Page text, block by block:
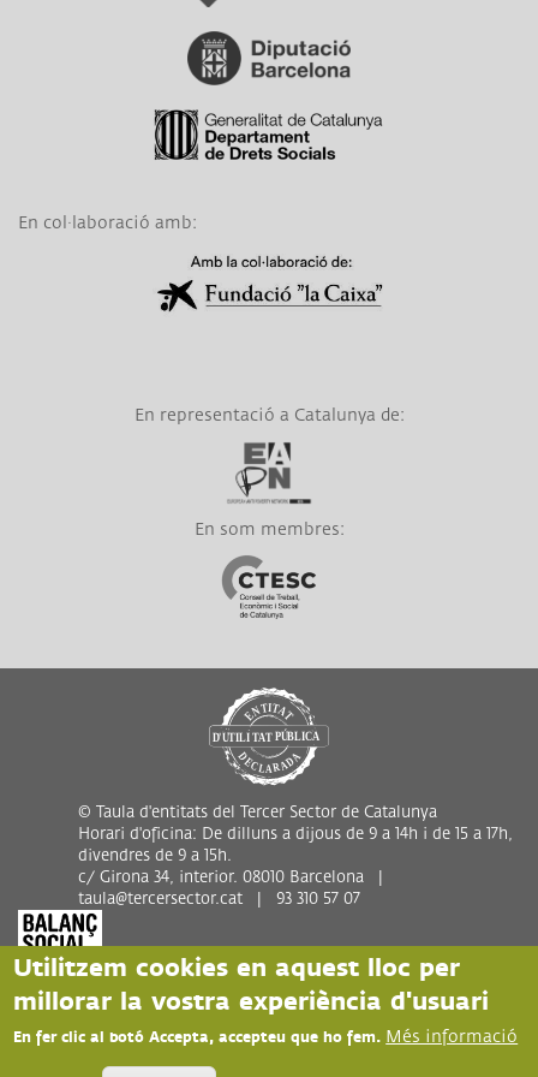
Link a Diputació de Barcelona
Link a Generalitat de Catalunya
En col·laboració amb:
En representació a Catalunya de:
Link a EAPN
En som membres:
Link a CTESC
© Taula d'entitats del Tercer Sector de Catalunya
Horari d'oficina: De dilluns a dijous de 9 a 14h i de 15 a 17h,
divendres de 9 a 15h.
c/ Girona 34, interior. 08010 Barcelona |
taula@tercersector.cat | 93 310 57 07
Utilitzem cookies en aquest lloc per
millorar la vostra experiència d'usuari
En fer clic al botó Accepta, accepteu que ho fem. Més informació